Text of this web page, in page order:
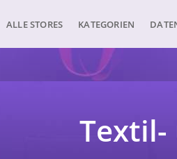
ALLE STORES KATEGORIEN
Textil-